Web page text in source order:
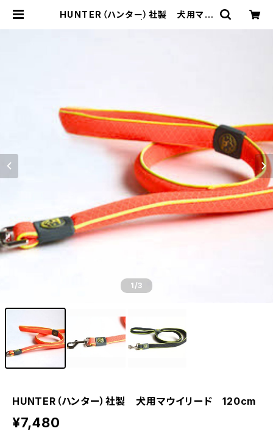
HUNTER（ハンター）社製 犬用マウ
1/3
HUNTER（ハンター）社製 犬用マウイリード 120cm
¥7,480